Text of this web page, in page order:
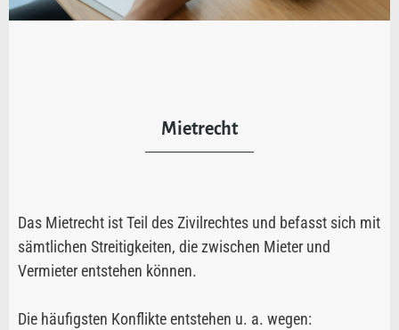
Mietrecht
Das Mietrecht ist Teil des Zivilrechtes und befasst sich mit
sämtlichen Streitigkeiten, die zwischen Mieter und
Vermieter entstehen können.
Die häufigsten Konflikte entstehen u. a. wegen: